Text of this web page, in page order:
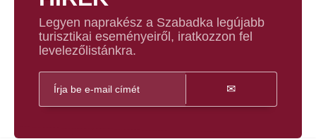
Legyen naprakész a Szabadka legújabb
turisztikai eseményeiről, iratkozzon fel
levelezőlistánkra.